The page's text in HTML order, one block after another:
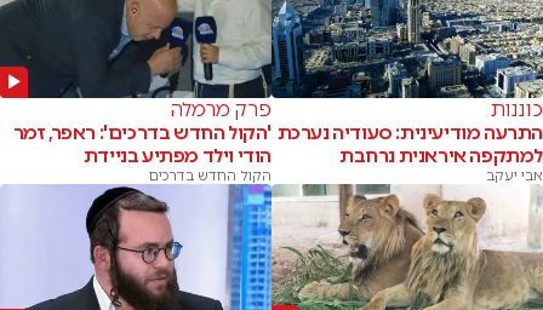
כוננות
התרעה מודיעינית: סעודיה נערכת
למתקפה איראנית נרחבת
אבי יעקב
פרק מרמלה
'הקול החדש בדרכים': ראפר, זמר
הודי וילד מפתיע בניידת
הקול החדש בדרכים